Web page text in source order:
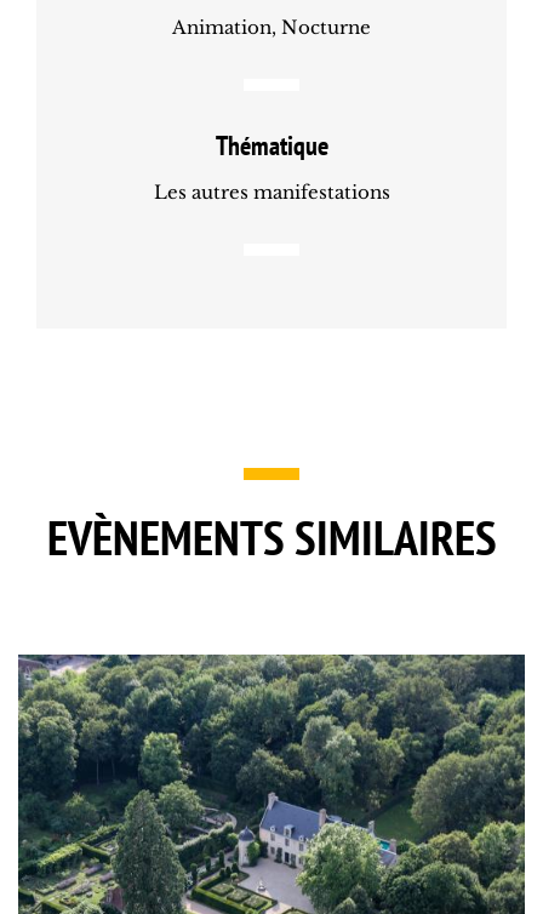
Animation, Nocturne
Thématique
Les autres manifestations
EVÈNEMENTS SIMILAIRES